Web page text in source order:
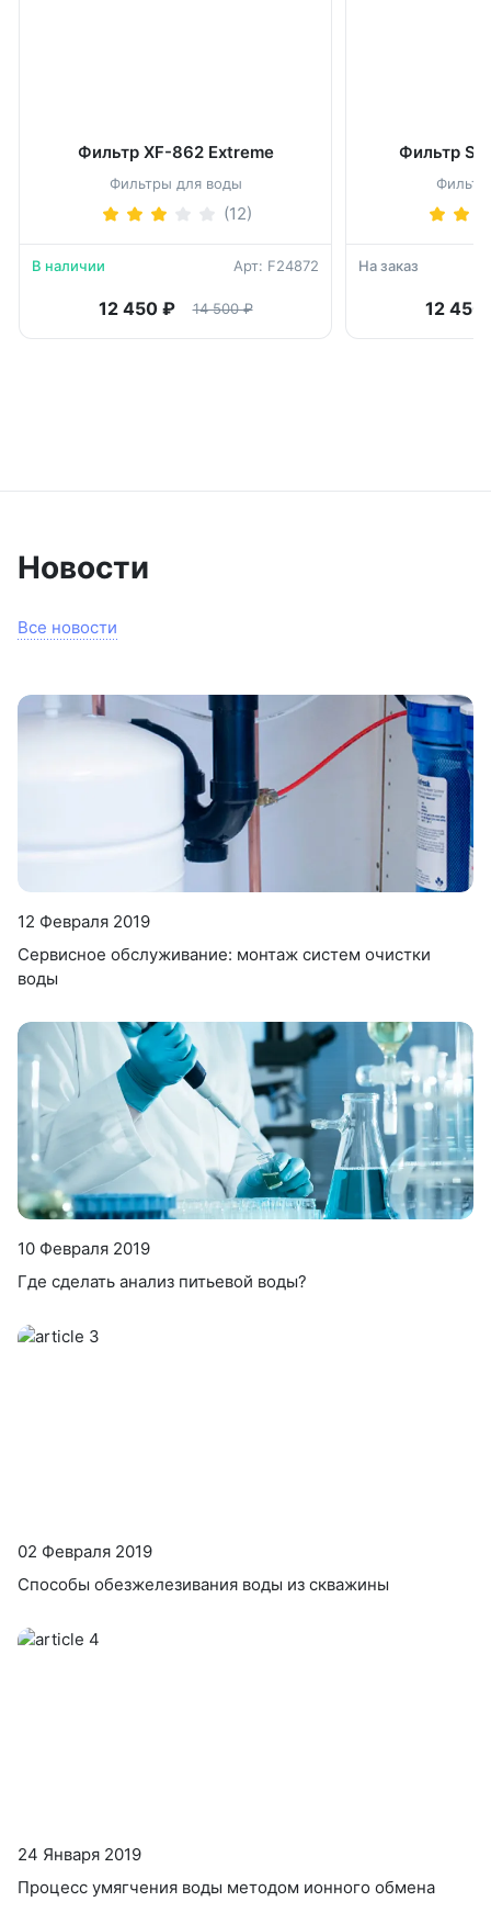
Фильтр XF-862 Extreme
Фильтры для воды
(12)
В наличии Арт: F24872
12 450 ₽ 14 500 ₽
Фильтр
На заказ
12 450
Новости
Все новости
12 Февраля 2019
Сервисное обслуживание: монтаж систем очистки
воды
10 Февраля 2019
Где сделать анализ питьевой воды?
02 Февраля 2019
Cпособы обезжелезивания воды из скважины
24 Января 2019
Процесс умягчения воды методом ионного обмена